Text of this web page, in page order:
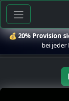
💰20% Provision
bei jeder